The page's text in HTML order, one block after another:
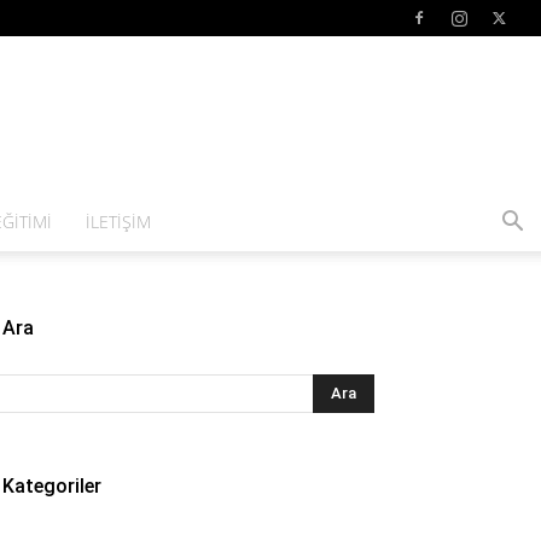
İLETIŞIM
Ara
Kategoriler